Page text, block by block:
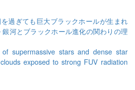
過ぎても巨大ブラックホールが生まれ
河とブラックホール進化の関わりの理
of supermassive stars and dense star
exposed to strong FUV radiation